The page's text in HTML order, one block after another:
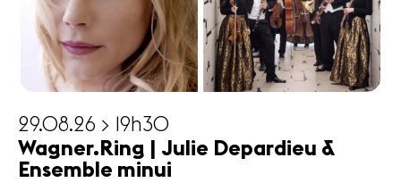
29.08.26 > 19h30
Wagner.Ring | Julie Depardieu &
Ensemble minui